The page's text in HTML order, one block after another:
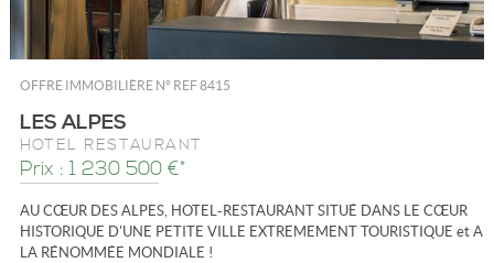
OFFRE IMMOBILIÈRE N° REF 8415
LES ALPES
HÔTEL RESTAURANT
Prix : 1 230 500 €*
AU CŒUR DES ALPES, HOTEL-RESTAURANT SITUÉ DANS LE CŒUR
HISTORIQUE D'UNE PETITE VILLE EXTREMEMENT TOURISTIQUE et A
LA RÉNOMMÉE MONDIALE !